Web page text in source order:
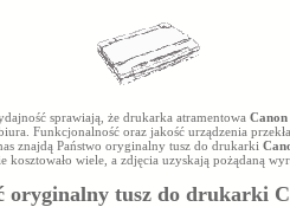
sprawiają, że drukarka atramentowa
Funkcjonalność oraz jakość urządzenia
znajdą Państwo oryginalny tusz do drukarki
wiele, a zdjęcia uzyskają pożądaną
oryginalny tusz do drukarki